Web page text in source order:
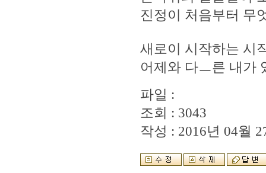
진정이 처음부터 무
새로이 시작하는 시
어제와 다ㅡ른 내가
파일 :
조회 : 3043
작성 : 2016년 04월